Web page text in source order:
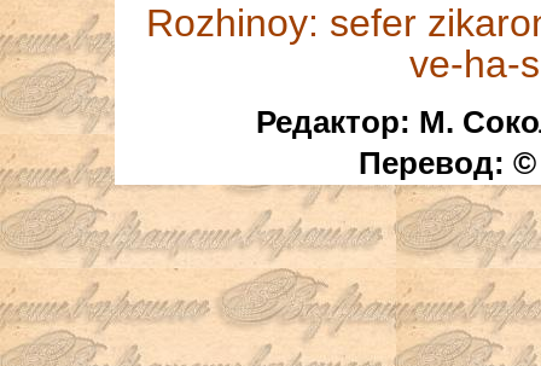
Rozhinoy: sefer
ve-ha-
Редактор: М.
Перевод: ©